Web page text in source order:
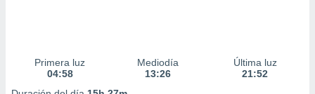
Primera luz
04:58
Mediodía
13:26
Última luz
21:52